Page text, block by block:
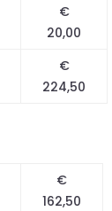
€
20,00
€
224,50
€
162,50